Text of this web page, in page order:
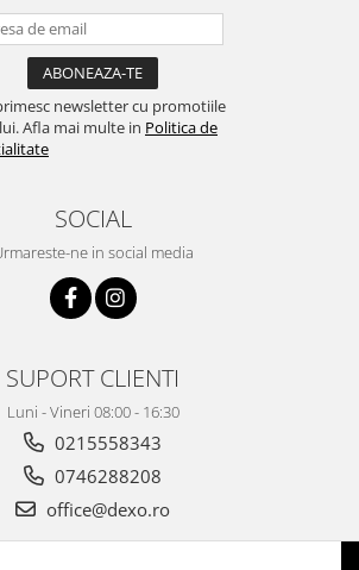
newsletter cu promotiile
Afla mai multe in Politica de
SOCIAL
ne in social media
SUPORT CLIENTI
Luni - Vineri 08:00 - 16:30
0215558343
0746288208
office@dexo.ro